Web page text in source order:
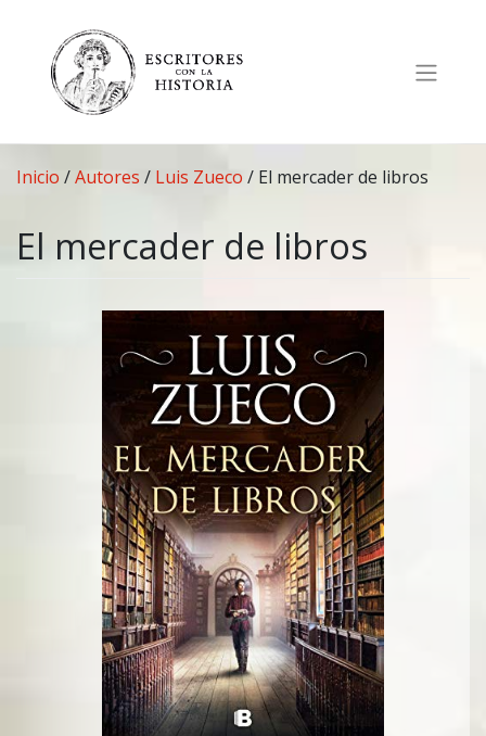
contenido
Inicio /Autores / Luis Zueco / El mercader de libros
El mercader de libros